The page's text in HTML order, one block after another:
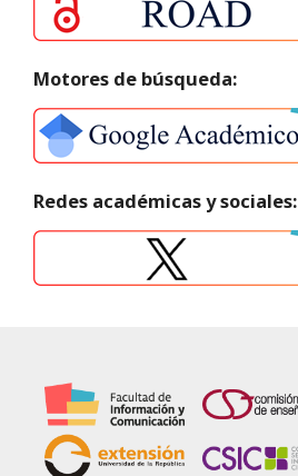
Motores de búsqueda:
Redes académicas y sociales: